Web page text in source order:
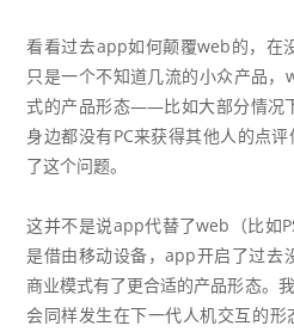
看看过去app如何颠覆web的，在
只是一个不知道几流的小众产品
式的产品形态——比如大部分情况
身边都没有PC来获得其他人的点
了这个问题。
这并不是说app代替了web（比如
是借由移动设备，app开启了过去
商业模式有了更合适的产品形态。
会同样发生在下一代人机交互的